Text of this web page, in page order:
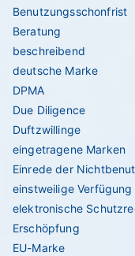
Benutzungsschonfrist
Beratung
beschreibend
deutsche Marke
DPMA
Due Diligence
Duftzwillinge
eingetragene Marken
Einrede der
einstweilige Verfügung
elektronische
Erschöpfung
EU-Marke